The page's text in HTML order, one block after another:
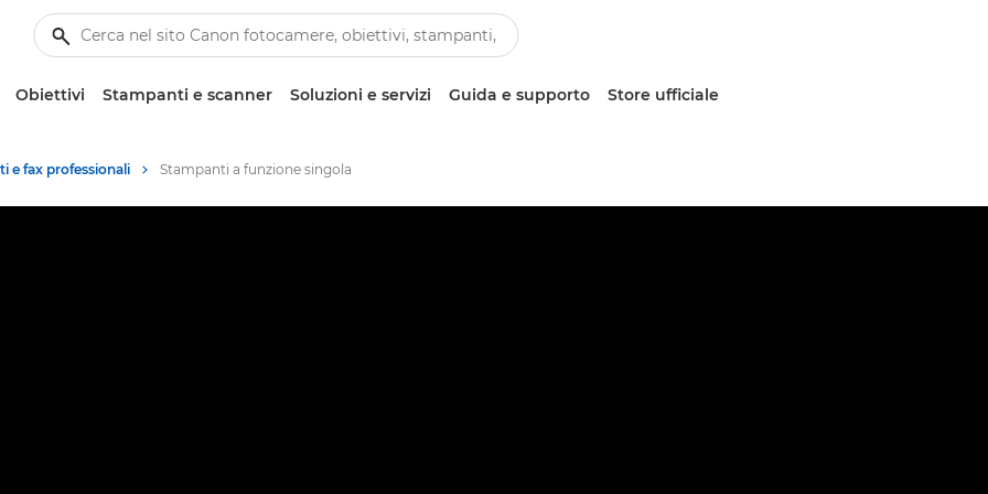
Obiettivi Stampanti e scanner Soluzioni e servizi Guida e supporto Store ufficiale
e fax professionali Stampanti a funzione singola